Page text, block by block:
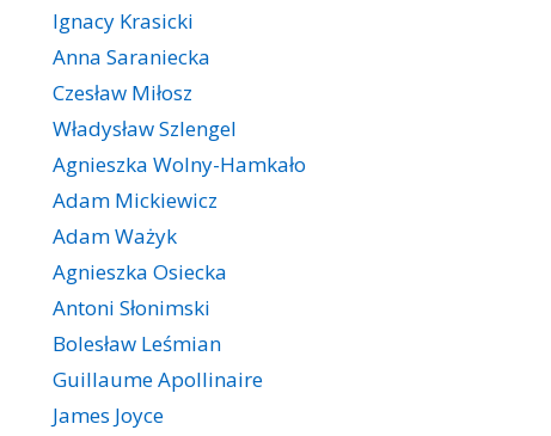
Ignacy Krasicki
Anna Saraniecka
Czesław Miłosz
Władysław Szlengel
Agnieszka Wolny-Hamkało
Adam Mickiewicz
Adam Ważyk
Agnieszka Osiecka
Antoni Słonimski
Bolesław Leśmian
Guillaume Apollinaire
James Joyce